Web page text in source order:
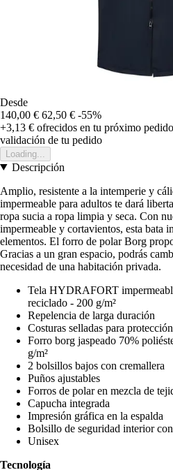
Desde
140,00 € 62,50 € -55%
+3,13 € ofrecidos en tu próximo pedido
validación de tu pedido
Loading...
Descripción
Amplio, resistente a la intemperie y
impermeable para adultos te dará
ropa sucia a ropa limpia y seca. Con
impermeable y cortavientos, esta bata
elementos. El forro de polar Borg
Gracias a un gran espacio, podrás
necesidad de una habitación privada.
Tela HYDRAFORT
reciclado - 200 g/m²
Repelencia de larga duración
Costuras selladas para
Forro borg jaspeado 70%
g/m²
2 bolsillos bajos con cremallera
Puños ajustables
Forros de polar en mezcla de
Capucha integrada
Impresión gráfica en la espalda
Bolsillo de seguridad interior
Unisex
Tecnología